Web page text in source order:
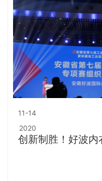
11-14
2020
创新制胜！好波内